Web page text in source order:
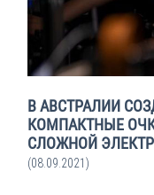
В АВСТРАЛИИ
КОМПАКТНЫЕ
СЛОЖНОЙ
(08.09.2021)